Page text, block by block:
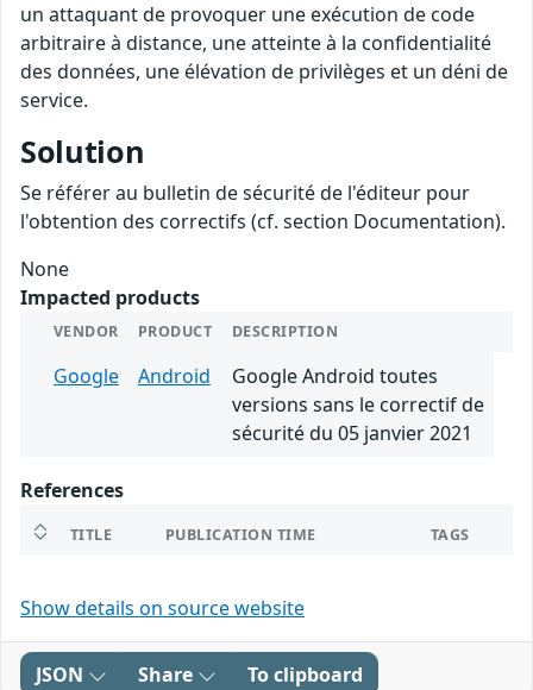
un attaquant de provoquer une exécution de code
arbitraire à distance, une atteinte à la confidentialité
des données, une élévation de privilèges et un déni de
service.
Solution
Se référer au bulletin de sécurité de l'éditeur pour
l'obtention des correctifs (cf. section Documentation).
None
Impacted products
VENDOR PRODUCT DESCRIPTION
Google Android
Google Android toutes
versions sans le correctif de
sécurité du 05 janvier 2021
References
TITLE PUBLICATION TIME TAGS
Show details on source website
JSON Share To clipboard